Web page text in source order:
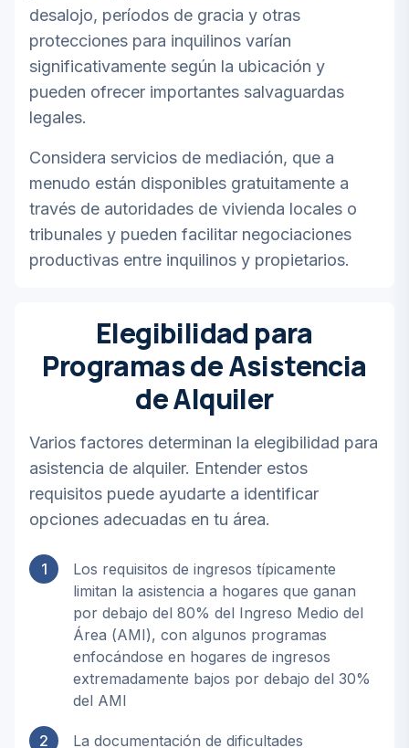
desalojo, períodos de gracia y otras
protecciones para inquilinos varían
significativamente según la ubicación y
pueden ofrecer importantes salvaguardas
legales.
Considera servicios de mediación, que a
menudo están disponibles gratuitamente a
través de autoridades de vivienda locales o
tribunales y pueden facilitar negociaciones
productivas entre inquilinos y propietarios.
Elegibilidad para
Programas de Asistencia
de Alquiler
Varios factores determinan la elegibilidad para
asistencia de alquiler. Entender estos
requisitos puede ayudarte a identificar
opciones adecuadas en tu área.
1
Los requisitos de ingresos típicamente
limitan la asistencia a hogares que ganan
por debajo del 80% del Ingreso Medio del
Área (AMI), con algunos programas
enfocándose en hogares de ingresos
extremadamente bajos por debajo del 30%
del AMI
2 La documentación de dificultades